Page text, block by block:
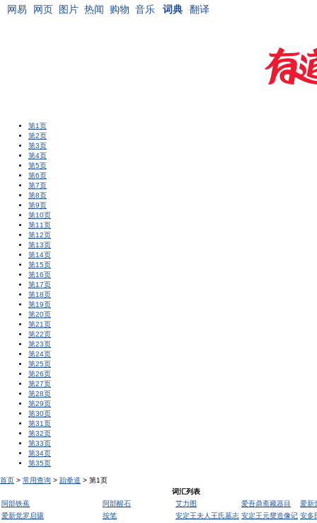
网易 网页 图片 热闻 购物 音乐 词典 翻译
第1页
第2页
第3页
第4页
第5页
第6页
第7页
第8页
第9页
第10页
第11页
第12页
第13页
第14页
第15页
第16页
第17页
第18页
第19页
第20页
第21页
第22页
第23页
第24页
第25页
第26页
第27页
第28页
第29页
第30页
第31页
第32页
第33页
第34页
第35页
首页 > 常用查询 > 跆拳道 > 第1页
词汇列表
阿部铁蕉
阿部醒石 艾力图 爱吾鼎斋藏器目
爱新
爱新觉罗启骧
按笔 安定王夫人王氏墓志 安定王元燮造像记 安多